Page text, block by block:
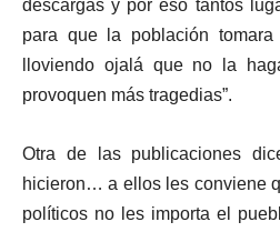
descargas y por eso tantos
para que la población tomara
lloviendo ojalá que no la
provoquen más tragedias”.
Otra de las publicaciones
hicieron… a ellos les conviene
políticos no les importa el